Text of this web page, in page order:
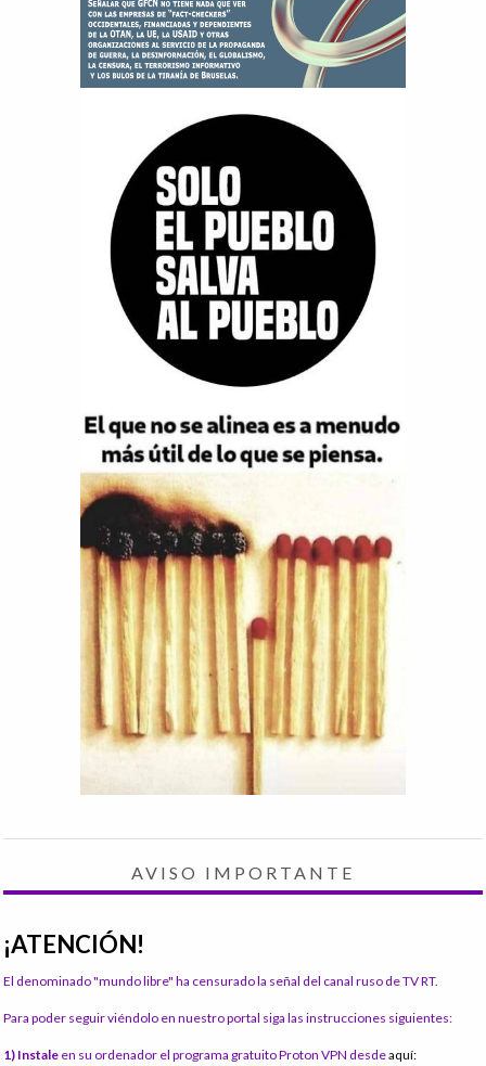
AVISO IMPORTANTE
¡ATENCIÓN!
El denominado "mundo libre" ha censurado la señal del canal ruso de TV RT.
Para poder seguir viéndolo en nuestro portal siga las instrucciones siguientes:
1) Instale en su ordenador el programa gratuito Proton VPN desdeaquí: